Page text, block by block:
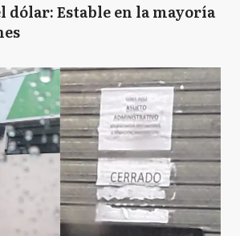
dólar: Estable en la mayoría